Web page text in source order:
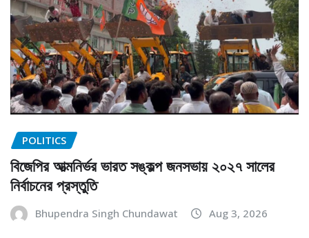
POLITICS
বিজেপির আত্মনির্ভর ভারত সঙ্কল্প জনসভায় ২০২৭ সালের
নির্বাচনের প্রস্তুতি
Bhupendra Singh Chundawat Aug 3, 2026